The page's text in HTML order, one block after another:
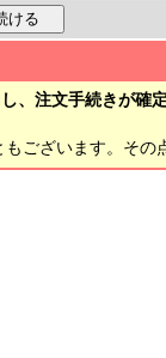
、注文手続きが確
もございます。その